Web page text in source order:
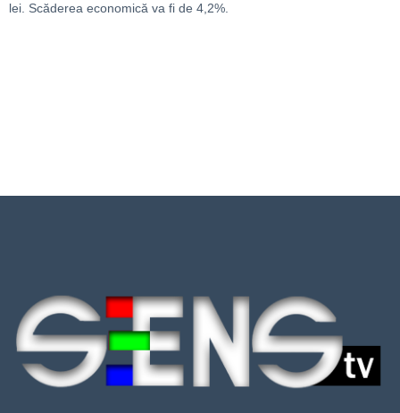
lei. Scăderea economică va fi de 4,2%.